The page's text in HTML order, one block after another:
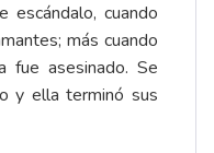
escándalo, cuando
más cuando
fue asesinado. Se
y ella terminó sus